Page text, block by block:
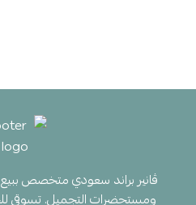
ڤانير براند سعودي متخصص ببيع
ومستحضرات التجميل.